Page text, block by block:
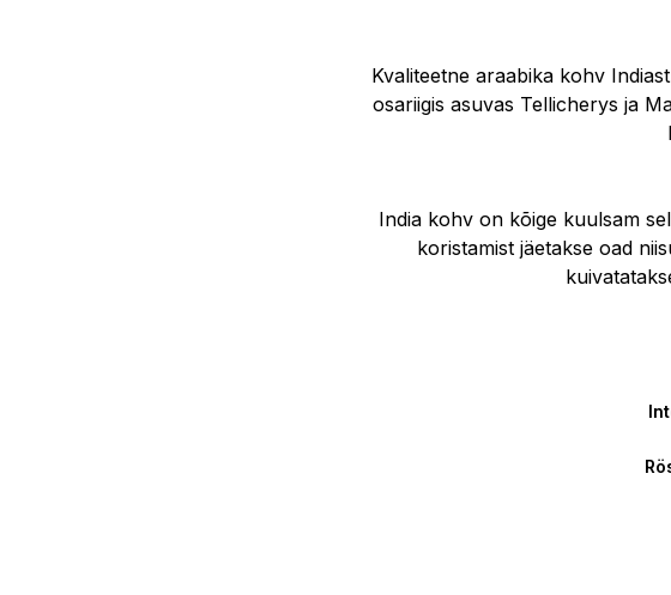
Kvaliteetne araabika kohv
osariigis asuvas Tellicherys ja
India kohv on kõige kuulsam
koristamist jäetakse oad